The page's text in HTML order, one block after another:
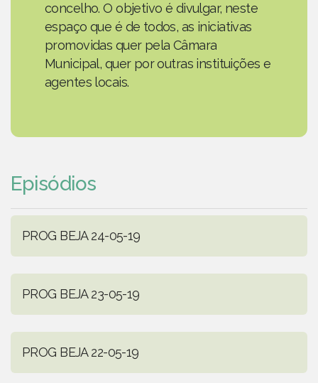
concelho. O objetivo é divulgar, neste
espaço que é de todos, as iniciativas
promovidas quer pela Câmara
Municipal, quer por outras instituições e
agentes locais.
Episódios
PROG BEJA 24-05-19
PROG BEJA 23-05-19
PROG BEJA 22-05-19